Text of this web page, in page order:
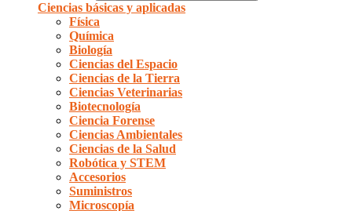
Ciencias básicas y aplicadas
Física
Química
Biología
Ciencias del Espacio
Ciencias de la Tierra
Ciencias Veterinarias
Biotecnología
Ciencia Forense
Ciencias Ambientales
Ciencias de la Salud
Robótica y STEM
Accesorios
Suministros
Microscopía